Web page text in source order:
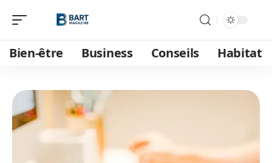
Bien-être Business Conseils Habitat